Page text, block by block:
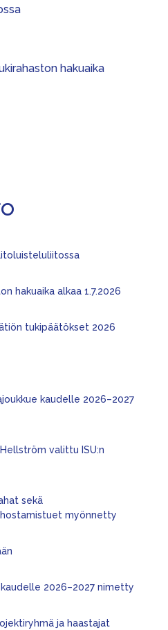
hakuaika
hakuaika alkaa 1.7.2026
tukipäätökset 2026
kaudelle 2026–2027
valittu ISU:n
sekä
myönnetty
2026–2027 nimetty
ja haastajat